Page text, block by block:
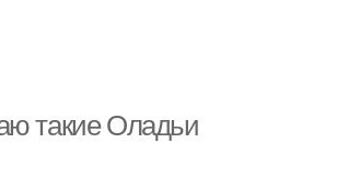
такие Оладьи